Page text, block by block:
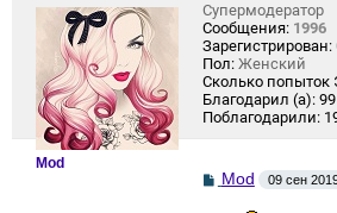
Mod
Супермодератор
Сообщения: 1996
Зарегистрирован:
Пол: Женский
Сколько попыток
Благодарил (а):
Поблагодарили:
СMod 09 сен